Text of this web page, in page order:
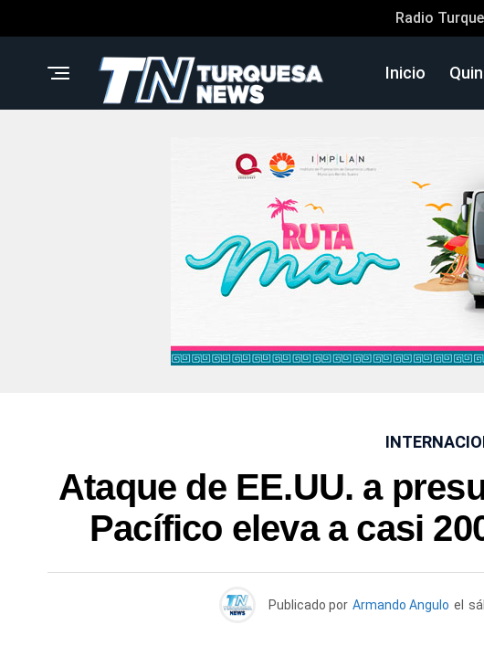
Radio
Inicio
Ataque de EE.UU. a
Pacífico eleva a casi
Publicado por Armando Angulo el